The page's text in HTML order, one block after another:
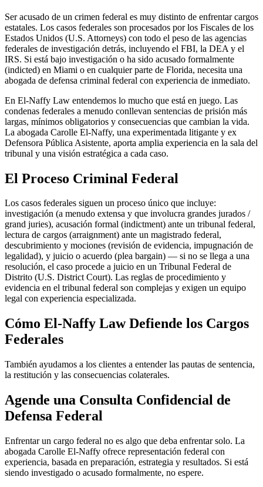
Ser acusado de un crimen federal es muy distinto de enfrentar cargos
estatales. Los casos federales son procesados por los Fiscales de los
Estados Unidos (U.S. Attorneys) con todo el peso de las agencias
federales de investigación detrás, incluyendo el FBI, la DEA y el
IRS. Si está bajo investigación o ha sido acusado formalmente
(indicted) en Miami o en cualquier parte de Florida, necesita una
abogada de defensa criminal federal con experiencia de inmediato.
En El-Naffy Law entendemos lo mucho que está en juego. Las
condenas federales a menudo conllevan sentencias de prisión más
largas, mínimos obligatorios y consecuencias que cambian la vida.
La abogada Carolle El-Naffy, una experimentada litigante y ex
Defensora Pública Asistente, aporta amplia experiencia en la sala del
tribunal y una visión estratégica a cada caso.
El Proceso Criminal Federal
Los casos federales siguen un proceso único que incluye:
investigación (a menudo extensa y que involucra grandes jurados /
grand juries), acusación formal (indictment) ante un tribunal federal,
lectura de cargos (arraignment) ante un magistrado federal,
descubrimiento y mociones (revisión de evidencia, impugnación de
legalidad), y juicio o acuerdo (plea bargain) — si no se llega a una
resolución, el caso procede a juicio en un Tribunal Federal de
Distrito (U.S. District Court). Las reglas de procedimiento y
evidencia en el tribunal federal son complejas y exigen un equipo
legal con experiencia especializada.
Cómo El-Naffy Law Defiende los Cargos
Federales
También ayudamos a los clientes a entender las pautas de sentencia,
la restitución y las consecuencias colaterales.
Agende una Consulta Confidencial de
Defensa Federal
Enfrentar un cargo federal no es algo que deba enfrentar solo. La
abogada Carolle El-Naffy ofrece representación federal con
experiencia, basada en preparación, estrategia y resultados. Si está
siendo investigado o acusado formalmente, no espere.